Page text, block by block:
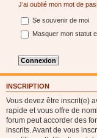
J’ai oublié mon mot de
Se souvenir de moi
Masquer mon statut
INSCRIPTION
Vous devez être inscrit(e)
rapide et vous offre de
forum peut accorder des
inscrits. Avant de vous